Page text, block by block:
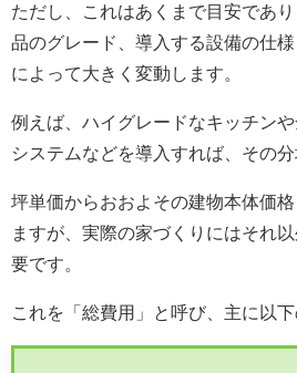
ただし、これはあくまで目安であ
品のグレード、導入する設備の仕
によって大きく変動します。
例えば、ハイグレードなキッチン
システムなどを導入すれば、その分
坪単価からおおよその建物本体価
ますが、実際の家づくりにはそれ
要です。
これを「総費用」と呼び、主に以